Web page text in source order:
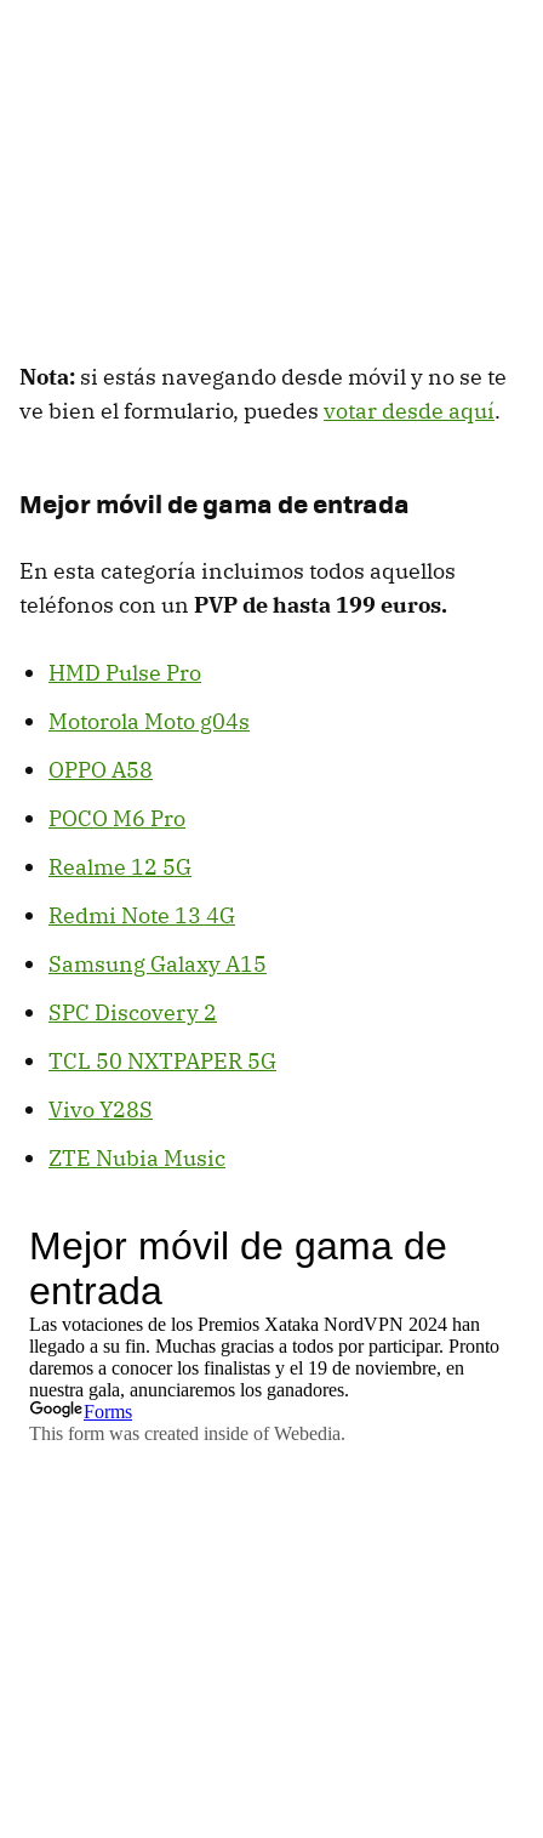
Nota: si estás navegando desde móvil y no se te
ve bien el formulario, puedes votar desde aquí.
Mejor móvil de gama de entrada
En esta categoría incluimos todos aquellos
teléfonos con un PVP de hasta 199 euros.
HMD Pulse Pro
Motorola Moto g04s
OPPO A58
POCO M6 Pro
Realme 12 5G
Redmi Note 13 4G
Samsung Galaxy A15
SPC Discovery 2
TCL 50 NXTPAPER 5G
Vivo Y28S
ZTE Nubia Music